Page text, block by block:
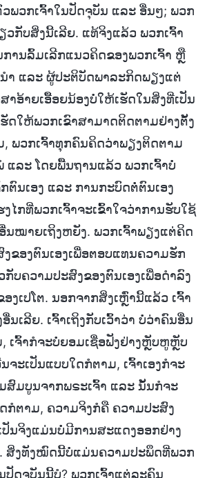
ພວກເຈົ້າໃນປັດຈຸບັນ ແລະ ອື່ນໆ; ພວກ
ວກັບສິ່ງນີ້ເລີຍ. ແທ້ຈິງແລ້ວ ພວກເຈົ້າ
ານລົ້ມເລີກແນວຄິດຂອງພວກເຈົ້າ ຫຼື
າ ແລະ ຜູ້ປະຕິບັດພາລະກິດພຽງແຕ່
າອ້າຍເອື້ອຍນ້ອງບໍ່ໃຫ້ເຮັດໃນສິ່ງທີ່ເປັນ
ດໃຫ້ພວກເຂົາສາມາດຕິດຕາມຢ່າງຕັ້ງ
ພວກເຈົ້າທຸກຄົນຄິດວ່າພຽງຕິດຕາມ
ແລະ ໂດຍພື້ນຖານແລ້ວ ພວກເຈົ້າບໍ່
ຕົນເອງ ແລະ ການກະບົດຕໍ່ຕົນເອງ
ໄກທີ່ພວກເຈົ້າຈະເຂົ້າໃຈວ່າການຮັບໃຊ້
ໝາຍເຖິງຫຍັງ. ພວກເຈົ້າພຽງແຕ່ຄິດ
ຂອງຕົນເອງເພື່ອຕອບແທນຄວາມຮັກ
ກັບຄວາມປະສົງຂອງຕົນເອງເພື່ອດຳລົງ
ງເປໂຕ. ນອກຈາກສິ່ງເຫຼົ່ານີ້ແລ້ວ ເຈົ້າ
ນເລີຍ. ເຈົ້າເຖິງກັບເວົ້າວ່າ ບໍ່ວ່າຄົນອື່ນ
ເຈົ້າກໍຈະບໍ່ຍອມເຊື່ອຟັງຢ່າງຫຼັບຫູຫຼັບ
ຈະເປັນແບບໃດກໍຕາມ, ເຈົ້າເອງກໍຈະ
ມບູນຈາກພຣະເຈົ້າ ແລະ ນັ້ນກໍຈະ
ກໍຕາມ, ຄວາມຈິງກໍຄື ຄວາມປະສົງ
ປັນຈິງແມ່ນບໍ່ມີການສະແດງອອກຢ່າງ
ສິ່ງທັງໝົດນີ້ບໍ່ແມ່ນຄວາມປະພຶດທີ່ພວກ
ປັດຈຸບັນນີ້ບໍ? ພວກເຈົ້າແຕ່ລະຄົນ